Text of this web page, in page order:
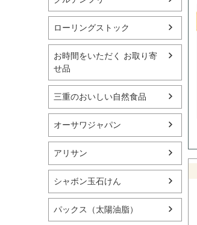
ローリングストック
お時間をいただく お取り寄
せ品
三重のおいしい自然食品
オーサワジャパン
アリサン
シャボン玉石けん
パックス（太陽油脂）